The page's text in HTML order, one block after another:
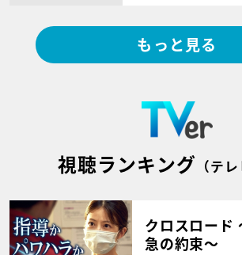
もっと見る
視聴ランキング （テ
クロスロード
急の約束～